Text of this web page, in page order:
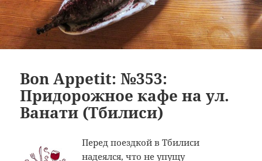
Bon Appetit: №353:
Придорожное кафе на ул.
Ванати (Тбилиси)
Перед поездкой в Тбилиси
надеялся, что не упущу